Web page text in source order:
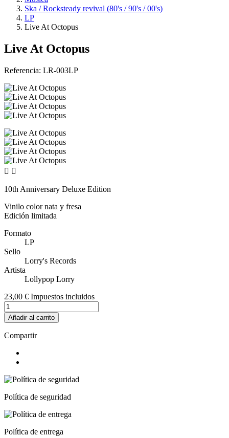
Ska / Rocksteady revival (80's / 90's / 00's)
LP
Live At Octopus
Live At Octopus
Referencia: LR-003LP
 
10th Anniversary Deluxe Edition
Vinilo color nata y fresa
Edición limitada
Formato
LP
Sello
Lorry's Records
Artista
Lollypop Lorry
23,00 € Impuestos incluidos
Añadir al carrito
Compartir
Política de seguridad
Política de entrega